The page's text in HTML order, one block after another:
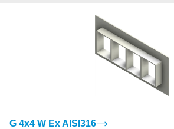
G 4x4 W Ex AISI316